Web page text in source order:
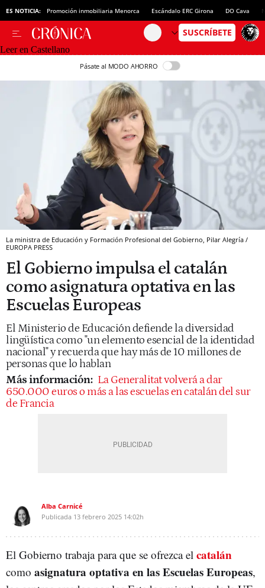
ES NOTICIA: Promoción inmobiliaria Menorca Escándalo ERC Girona DO Cava
Leer en Castellano
Pásate al MODO AHORRO
La ministra de Educación y Formación Profesional del Gobierno, Pilar Alegría /
EUROPA PRESS
El Gobierno impulsa el catalán
como asignatura optativa en las
Escuelas Europeas
El Ministerio de Educación defiende la diversidad
lingüística como "un elemento esencial de la identidad
nacional" y recuerda que hay más de 10 millones de
personas que lo hablan
Más información: La Generalitat volverá a dar
650.000 euros o más a las escuelas en catalán del sur
de Francia
Alba Carnicé
Publicada 13 febrero 2025 14:02h
El Gobierno trabaja para que se ofrezca el catalán
como asignatura optativa en las Escuelas Europeas,